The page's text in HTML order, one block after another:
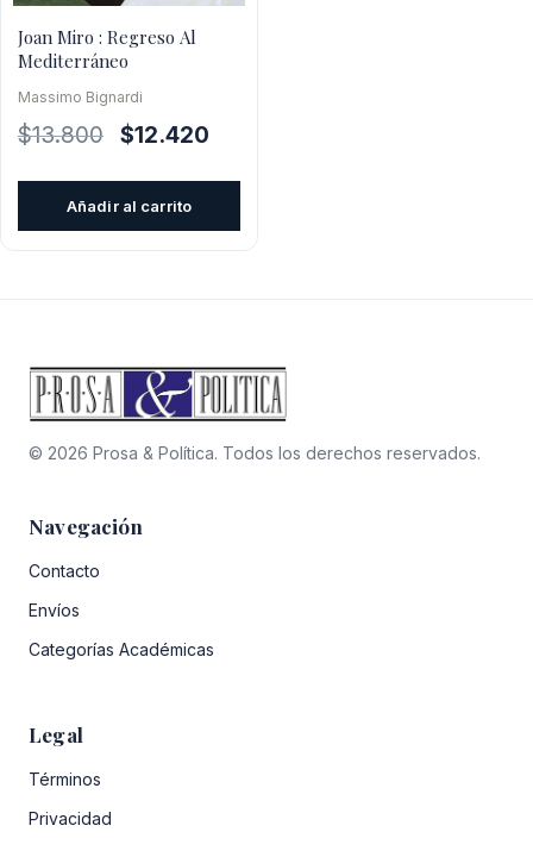
Joan Miro : Regreso Al
Mediterráneo
Massimo Bignardi
$13.800
El
$12.420
Añadir al carrito
© 2026 Prosa & Política. Todos los derechos reservados.
Navegación
Contacto
Envíos
Categorías Académicas
Legal
Términos
Privacidad